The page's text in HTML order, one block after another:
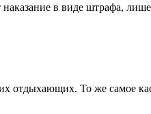
в виде штрафа,
отдыхающих. То же самое